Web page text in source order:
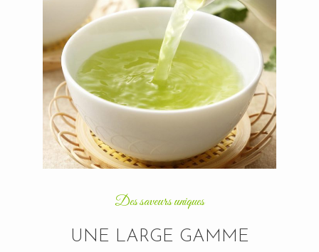
Des saveurs uniques
UNE LARGE GAMME